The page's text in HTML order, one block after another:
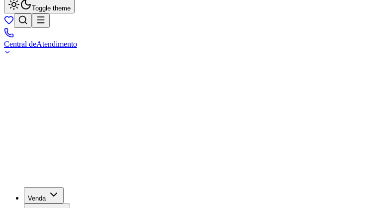
Toggle theme
Central deAtendimento
Venda